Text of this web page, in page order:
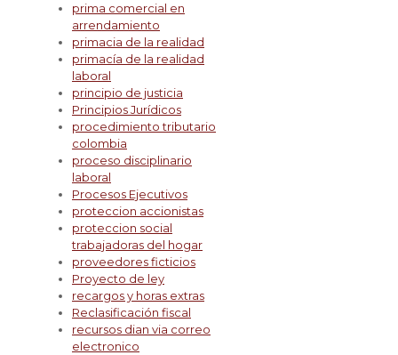
prima comercial en
arrendamiento
primacia de la realidad
primacía de la realidad
laboral
principio de justicia
Principios Jurídicos
procedimiento tributario
colombia
proceso disciplinario
laboral
Procesos Ejecutivos
proteccion accionistas
proteccion social
trabajadoras del hogar
proveedores ficticios
Proyecto de ley
recargos y horas extras
Reclasificación fiscal
recursos dian via correo
electronico